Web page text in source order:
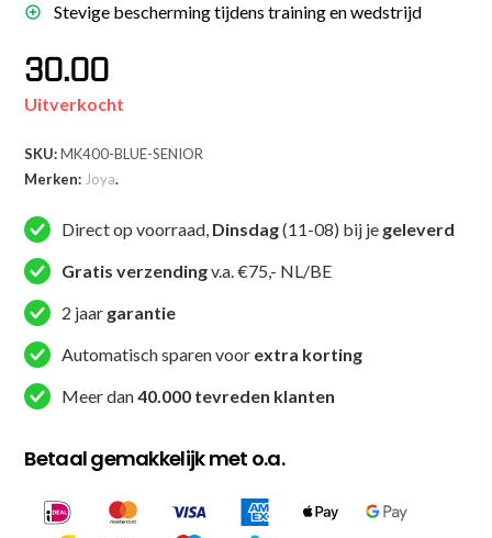
Stevige bescherming tijdens training en wedstrijd
30.00
Uitverkocht
SKU:MK400-BLUE-SENIOR
Merken: Joya.
Direct op voorraad, Dinsdag(11-08) bij je geleverd
Gratis verzendingv.a. €75,- NL/BE
2 jaar garantie
Automatisch sparen voor extra korting
Meer dan40.000 tevreden klanten
Betaal gemakkelijk met o.a.